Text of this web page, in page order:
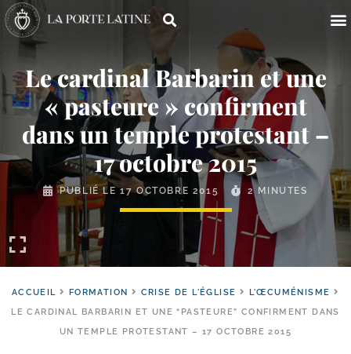
Le cardinal Barbarin et une
« pasteure » confirment
dans un temple protestant –
17 octobre 2015
PUBLIÉ LE17 OCTOBRE 2015 2 MINUTES
ACCUEIL FORMATION CRISE DE L'ÉGLISE
L'ŒCUMÉNISME
LE CARDINAL BARBARIN ET UNE “PASTEURE” CONFIRMENT DANS
UN TEMPLE PROTESTANT – 17 OCTOBRE 2015